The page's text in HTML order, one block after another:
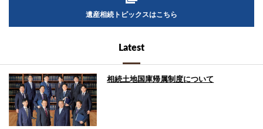
遺産相続トピックスはこちら
Latest
相続土地国庫帰属制度について